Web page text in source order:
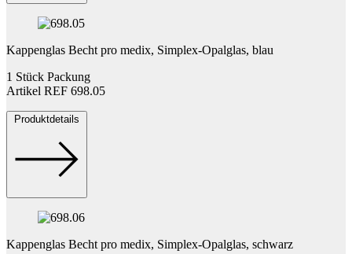
Kappenglas Becht pro medix, Simplex-Opalglas, blau
1 Stück Packung
Artikel REF 698.05
Produktdetails
Kappenglas Becht pro medix, Simplex-Opalglas, schwarz